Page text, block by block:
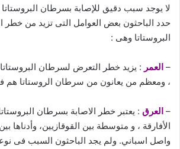
لا يوجد سبب دقيق للإصابة بسرطان
حدد الباحثون بعض العوامل التى تزيد من خطر
البروستاتا وهى :
– العمر : يزيد خطر التعرض لسرطان
، ومعظم من يعانون من سرطان الروستاتا هم فوق سن
– العرق : يعتبر خطر الاصابة بسرطان
الأفارقة ، و متوسطة بين القوقازيين، وأدناها
واصل اسباني. ولم يجد الباحثون السبب فى